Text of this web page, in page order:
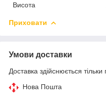
Висота
Приховати
Умови доставки
Доставка здійснюється тільки
Нова Пошта